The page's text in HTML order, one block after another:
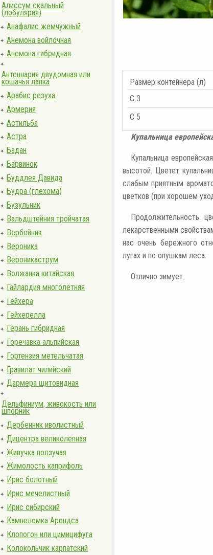
Алиссум скальный
(лобулярия)
✦ Анафалис жемчужный
✦ Анемона войлочная
✦ Анемона гибридная
✦
Антеннария двудомная или
кошачья лапка
✦ Арабис резуха
✦ Армерия
✦ Астильба
✦ Астра
✦ Бадан
✦ Барвинок
✦ Буддлея Давида
✦ Будра (глехома)
✦ Бузульник
✦ Вальдштейния тройчатая
✦ Вербейник
✦ Вероника
✦ Вероникаструм
✦ Волжанка китайская
✦ Гайлардия многолетняя
✦ Гейхера
✦ Гейхерелла
✦ Герань гибридная
✦ Горечавка альпийская
✦ Гортензия метельчатая
✦ Гравилат чилийский
✦ Дармера щитовидная
✦
Дельфиниум, живокость или
шпорник
✦ Дербенник иволистный
✦ Дицентра великолепная
✦ Живучка ползучая
✦ Жимолость каприфоль
✦ Ирис болотный
✦ Ирис мечелистный
✦ Ирис сибирский
✦ Камнеломка Арендса
✦ Клопогон или цимицифуга
✦ Колокольчик карпатский
Размер контейнера (л)
С 3
С 5
Купальница
Купальница
высотой. Цветет
слабым приятным
цветков (при хорошем
Продолжительность
лекарственными
нас очень бережного
лугах и по опушкам леса.
Отлично зимует.